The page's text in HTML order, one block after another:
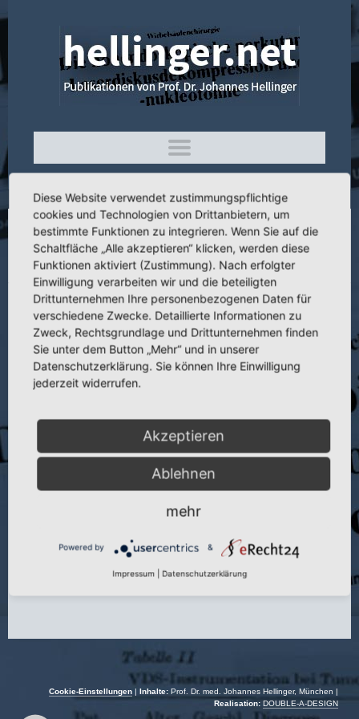
2.039 Holmium-YAG-Laserwirkung auf
verschiedenen Wirbelsäulenstrukturen
Titel: Holmium-YAG-Laserwirkung auf verschiedenen
Wirbelsäulenstrukturen
Publikation:Laser in der Medizin
W. Waidlich, J. Waldschmidt, R. Waidlich
Verlag:Springer
Cookie-Einstellungen | Inhalte: Prof. Dr. med. Johannes Hellinger, München |
Realisation: DOUBLE-A-DESIGN
Diese Website verwendet zustimmungspflichtige
cookies und Technologien von Drittanbietern, um
bestimmte Funktionen zu integrieren. Wenn Sie auf die
Schaltfläche „Alle akzeptieren“ klicken, werden diese
Funktionen aktiviert (Zustimmung). Nach erfolgter
Einwilligung verarbeiten wir und die beteiligten
Drittunternehmen Ihre personenbezogenen Daten für
verschiedene Zwecke. Detaillierte Informationen zu
Zweck, Rechtsgrundlage und Drittunternehmen finden
Sie unter dem Button „Mehr“ und in unserer
Datenschutzerklärung. Sie können Ihre Einwilligung
jederzeit widerrufen.
Akzeptieren
Ablehnen
mehr
Powered by &
Impressum Datenschutzerklärung